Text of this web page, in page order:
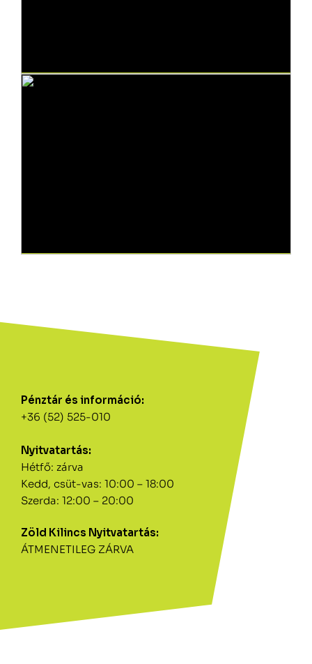
Pénztár és információ:
+36 (52) 525-010
Nyitvatartás:
Hétfő: zárva
Kedd, csüt-vas: 10:00 – 18:00
Szerda: 12:00 – 20:00
Zöld Kilincs Nyitvatartás:
ÁTMENETILEG ZÁRVA